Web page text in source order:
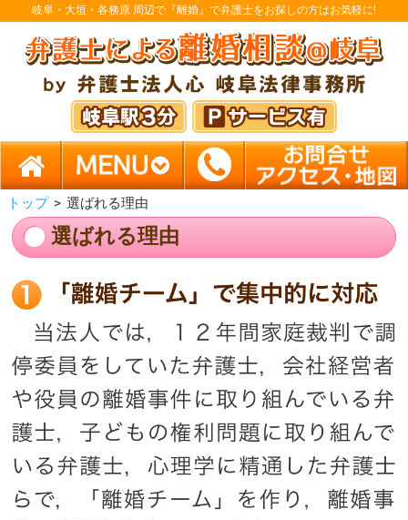
岐阜・大垣・各務原 周辺で『離婚』で弁護士をお探しの方はお気軽に!
トップ > 選ばれる理由
選ばれる理由